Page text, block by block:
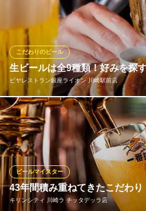
わりを重ね、厳正なテストに合格
注いでいます。 独自の注ぎから生
I1984を飲めるのはここだけ！！是
馬刺しバル かたなし一心
馬肉料理
ＪＲ川崎駅東口 徒歩1分
神奈川県川崎市川崎区駅前本町1-2 鈴庄ビル
生ビールは全9種類！好みを探
ビヤレストラン銀座ライオン 川崎駅前店
こだわりのビール
サッポロ黒ラベル・ヱビス・ブラッ
ハーフ・琥珀・エーデルピルス・白
類！ 飲み放題メニューではサッポ
イン、ハイボール、サワー、焼酎、
ど種類豊富なドリンクをお楽しみい
ビヤレストラン銀座ライオン
43年間積み重ねてきたこだわり
キリンシティ 川崎ラ チッタデッラ店
ビールマイスター